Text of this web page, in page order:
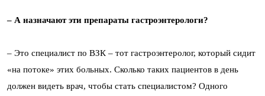
– А назначают эти препараты гастроэнтерологи?
– Это специалист по ВЗК – тот гастроэнтеролог, который сидит
«на потоке» этих больных. Сколько таких пациентов в день
должен видеть врач, чтобы стать специалистом? Одного